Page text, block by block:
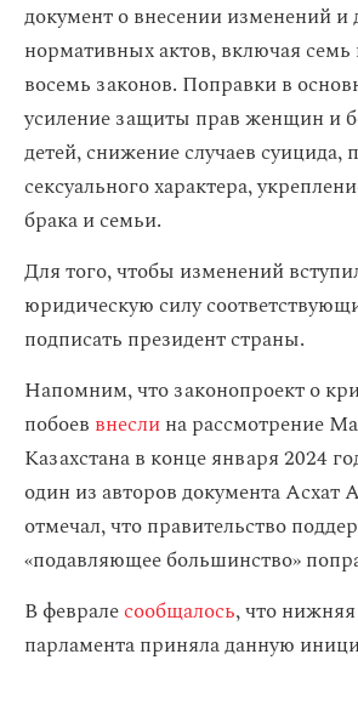
документ о внесении изменений и
нормативных актов, включая семь
восемь законов. Поправки в
усиление защиты прав женщин и
детей, снижение случаев суицида,
сексуального характера,
брака и семьи.
Для того, чтобы изменений
юридическую силу
подписать президент страны.
Напомним, что законопроект о
побоев внеслина рассмотрение
Казахстана в конце января 2024
один из авторов документа Асхат
отмечал, что правительство
«подавляющее большинство»
В февралесообщалось, что
парламента приняла данную